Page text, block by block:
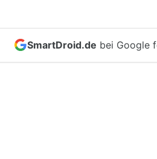
SmartDroid.de bei Google